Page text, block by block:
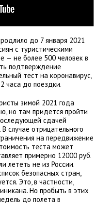
до 7 января 2021
с туристическими
— не более 500 человек в
подтверждение
тест на коронавирус,
часа до поездки.
зимой 2021 года
но там придется пройти
сдачей
случае отрицательного
на передвижение
теста может
примерно 12000 руб.
лететь не из России.
безопасных стран,
Это, в частности,
Но пробыть в этих
до полета в